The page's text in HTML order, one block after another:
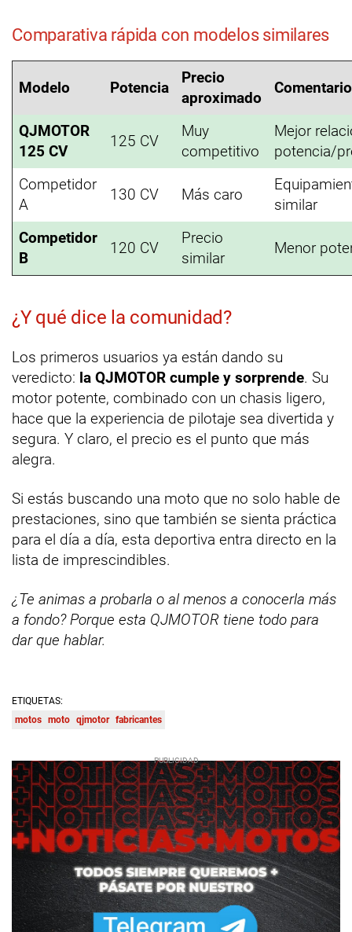
Comparativa rápida con modelos similares
Modelo Potencia
Precio
aproximado
QJMOTOR
125 CV
125 CV
Muy
competitivo
Mejor
potencia/
Competidor
A
130 CV Más caro
similar
Competidor
B
120 CV
Precio
similar
Menor
¿Y qué dice la comunidad?
Los primeros usuarios ya están dando su
veredicto: la QJMOTOR cumple y sorprende. Su
motor potente, combinado con un chasis ligero,
hace que la experiencia de pilotaje sea divertida y
segura. Y claro, el precio es el punto que más
alegra.
Si estás buscando una moto que no solo hable de
prestaciones, sino que también se sienta práctica
para el día a día, esta deportiva entra directo en la
lista de imprescindibles.
¿Te animas a probarla o al menos a conocerla más
a fondo? Porque esta QJMOTOR tiene todo para
dar que hablar.
ETIQUETAS:
motos moto qjmotor fabricantes